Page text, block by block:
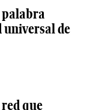
palabra
universal de
que